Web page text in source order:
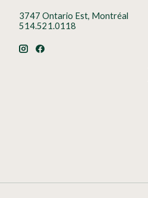
3747 Ontario Est, Montréal
514.521.0118